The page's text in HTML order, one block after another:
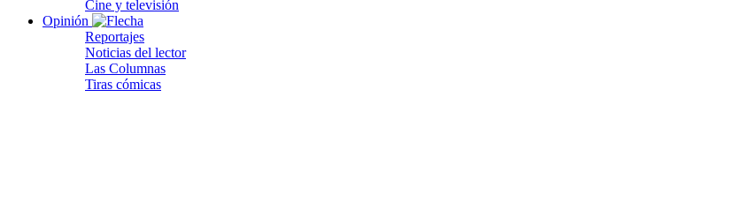
Cine y televisión
Opinión
Reportajes
Noticias del lector
Las Columnas
Tiras cómicas